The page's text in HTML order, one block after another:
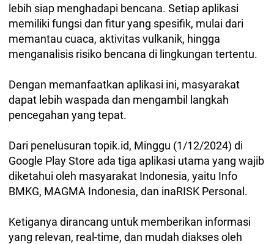
lebih siap menghadapi bencana. Setiap aplikasi
memiliki fungsi dan fitur yang spesifik, mulai dari
memantau cuaca, aktivitas vulkanik, hingga
menganalisis risiko bencana di lingkungan tertentu.
Dengan memanfaatkan aplikasi ini, masyarakat
dapat lebih waspada dan mengambil langkah
pencegahan yang tepat.
Dari penelusuran topik.id, Minggu (1/12/2024) di
Google Play Store ada tiga aplikasi utama yang wajib
diketahui oleh masyarakat Indonesia, yaitu Info
BMKG, MAGMA Indonesia, dan inaRISK Personal.
Ketiganya dirancang untuk memberikan informasi
yang relevan, real-time, dan mudah diakses oleh